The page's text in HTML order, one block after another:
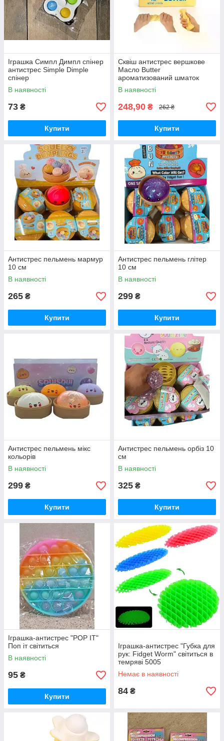
Іграшка Симпл Димпл спінер
антистрес Simple Dimple
спінер
В наявності
73 ₴
Купити
Сквіш антистрес вершкове
Масло Butter
ароматизований шматок
масла
В наявності
248,90 ₴ 262 ₴
Купити
Антистрес пельмень мармур
10 см
В наявності
265 ₴
Купити
Антистрес пельмень глітер
10 см
В наявності
299 ₴
Купити
Антистрес пельмень мікс
кольорів
В наявності
299 ₴
Купити
Антистрес пельмень орбіз 10
см
В наявності
325 ₴
Купити
Іграшка-антистрес "POP IT"
Поп іт світиться
В наявності
95 ₴
Купити
Іграшка-антистрес "Губка для
рук: Fidget Worm" світиться в
темряві 5005
Немає в наявності
84 ₴